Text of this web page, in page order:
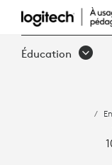
Éducation